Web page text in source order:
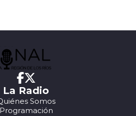
La Radio
Somos
Programación